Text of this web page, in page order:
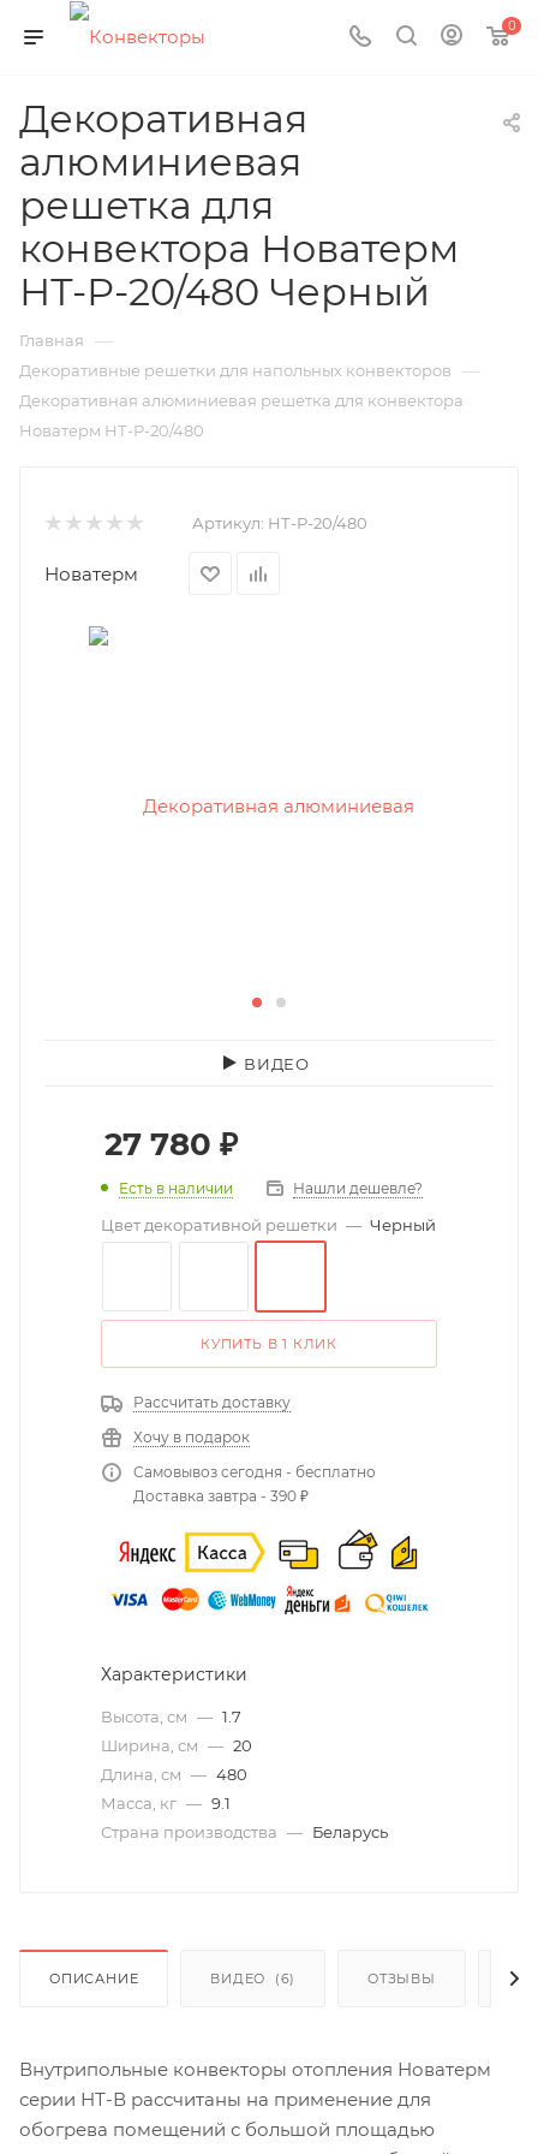
0
Декоративная
алюминиевая
решетка для
конвектора Новатерм
НТ-Р-20/480 Черный
Главная —
Декоративные решетки для напольных конвекторов —
Декоративная алюминиевая решетка для конвектора
Новатерм НТ-Р-20/480
Артикул: НТ-Р-20/480
Новатерм
ВИДЕО
27 780 ₽
Есть в наличии Нашли дешевле?
Цвет декоративной решетки — Черный
КУПИТЬ В 1 КЛИК
Рассчитать доставку
Хочу в подарок
Самовывоз сегодня - бесплатно
Доставка завтра - 390 ₽
Характеристики
Высота, см — 1.7
Ширина, см — 20
Длина, см — 480
Масса, кг — 9.1
Страна производства — Беларусь
ОПИСАНИЕ ВИДЕО (6) ОТЗЫВЫ
Внутрипольные конвекторы отопления Новатерм
серии НТ-В рассчитаны на применение для
обогрева помещений с большой площадью